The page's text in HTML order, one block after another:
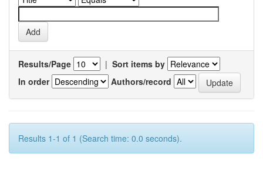
Results/Page | Sort items by
In order
Authors/record
Results 1-1 of 1 (Search time: 0.0 seconds).